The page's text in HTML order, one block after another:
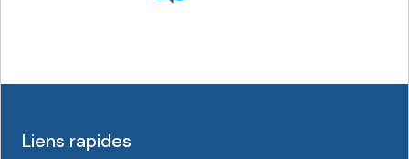
Liens rapides